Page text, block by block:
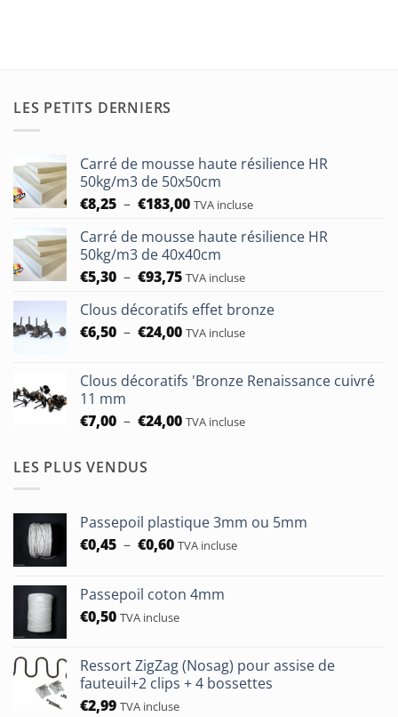
LES PETITS DERNIERS
Carré de mousse haute résilience HR
50kg/m3 de 50x50cm
€8,25 – €183,00Plage
prix :
€8,25
à
TVA incluse
Carré de mousse haute résilience HR
50kg/m3 de 40x40cm
€5,30 – €93,75Plage
prix :
€5,30
TVA incluse
Clous décoratifs effet bronze
€6,50 – €24,00Plage
€6,50
€24,00
TVA incluse
Clous décoratifs 'Bronze Renaissance cuivré
11 mm
€7,00 – €24,00Plage
€24,00
TVA incluse
LES PLUS VENDUS
Passepoil plastique 3mm ou 5mm
€0,45 – €0,60Plage
€0,45
à
TVA incluse
Passepoil coton 4mm
€0,50 TVA incluse
Ressort ZigZag (Nosag) pour assise de
fauteuil+2 clips + 4 bossettes
€2,99 TVA incluse